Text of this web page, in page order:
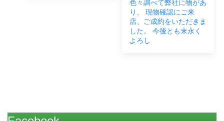
色々調べて弊社に物があ
り、 現物確認にご来
店、ご成約をいただきま
した。 今後とも末永く
よろし